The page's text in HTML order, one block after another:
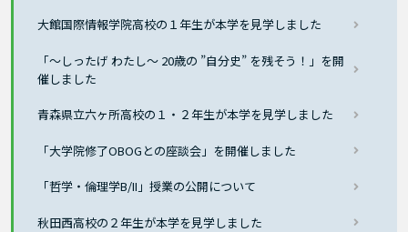
大館国際情報学院高校の１年生が本学を見学しました
「～しったげ わたし～ 20歳の ”自分史” を残そう！」を開
催しました
青森県立六ヶ所高校の１・２年生が本学を見学しました
「大学院修了OBOGとの座談会」を開催しました
「哲学・倫理学B/II」授業の公開について
秋田西高校の２年生が本学を見学しました